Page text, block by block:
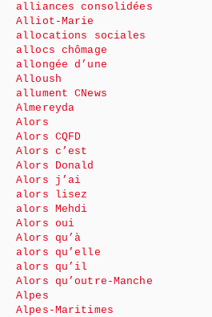
alliances consolidées
Alliot-Marie
allocations sociales
allocs chômage
allongée d’une
Alloush
allument CNews
Almereyda
Alors
Alors CQFD
Alors c’est
Alors Donald
Alors j’ai
alors lisez
alors Mehdi
Alors oui
Alors qu’à
alors qu’elle
alors qu’il
Alors qu’outre-Manche
Alpes
Alpes-Maritimes